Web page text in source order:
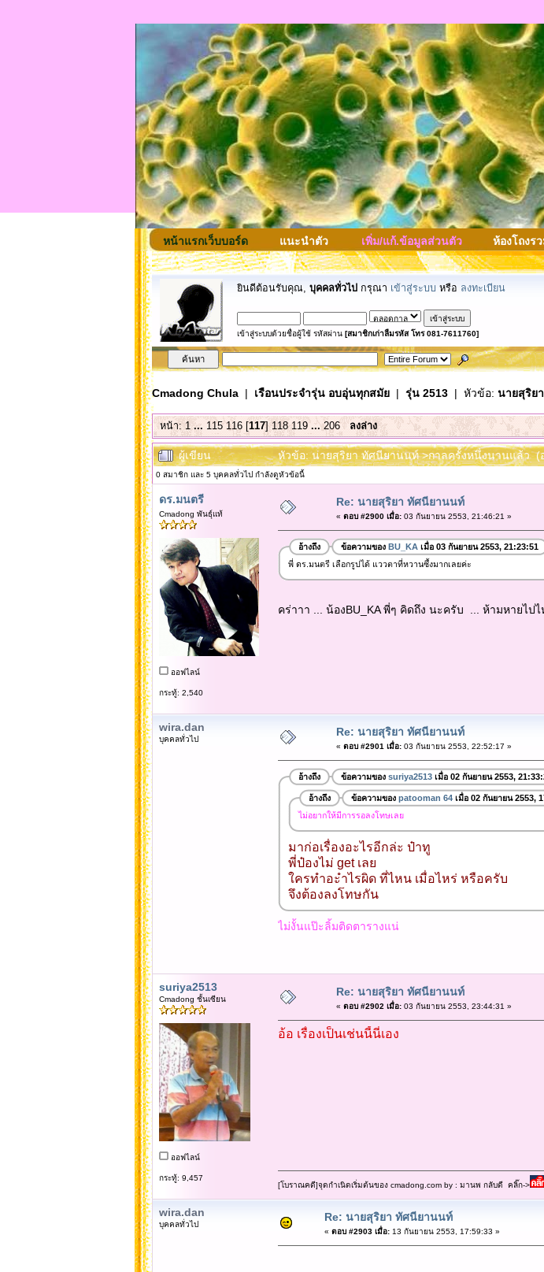
หน้าแรกเว็บบอร์ด แนะนำตัว เพิ่ม/แก้.ข้อมูลส่วนตัว ห้องโถงร
ยินดีต้อนรับคุณ, บุคคลทั่วไป กรุณา เข้าสู่ระบบ หรือ ลงทะเบียน
เข้าสู่ระบบด้วยชื่อผู้ใช้ รหัสผ่าน [สมาชิกเก่าลืมรหัส โทร 081-7611760]
Cmadong Chula| เรือนประจำรุ่น อบอุ่นทุกสมัย| รุ่น 2513| หัวข้อ: นายสุริย
หน้า:1 ... 115 116[117]118 119 ...206 ลงล่าง
ผู้เขียน หัวข้อ: นายสุริยา ทัศนียานนท์ >กาลครั้งหนึ่งนานแล้ว (
0 สมาชิก และ 5 บุคคลทั่วไป กำลังดูหัวข้อนี้
ดร.มนตรี
Cmadong พันธุ์แท้
ออฟไลน์
กระทู้: 2,540
Re: นายสุริยา ทัศนียานนท์
« ตอบ #2900 เมื่อ:03 กันยายน 2553, 21:46:21 »
อ้างถึง ข้อความของ BU_KAเมื่อ 03 กันยายน 2553, 21:23:51
พี่ ดร.มนตรี เลือกรูปได้ แววตาที่หวานซึ้งมากเลยค่ะ
คร่าาา ... น้องBU_KA พี่ๆ คิดถึง นะครับ ... ห้ามหายไป
wira.dan
บุคคลทั่วไป
Re: นายสุริยา ทัศนียานนท์
« ตอบ #2901 เมื่อ:03 กันยายน 2553, 22:52:17 »
อ้างถึง ข้อความของ suriya2513เมื่อ 02 กันยายน 2553,
อ้างถึง ข้อความของ patooman 64เมื่อ 02 กันยายน 2553,
ไม่อยากให้มีการรอลงโทษเลย
มาก่อเรื่องอะไรอีกล่ะ ป๋าทู
พี่ป๋องไม่ get เลย
ใครทำอะำไรผิด ที่ไหน เมื่อไหร่ หรือครับ
จึงต้องลงโทษกัน
ไม่งั้นแป๊ะลิ้มติดตารางแน่
suriya2513
Cmadong ชั้นเซียน
ออฟไลน์
กระทู้: 9,457
Re: นายสุริยา ทัศนียานนท์
« ตอบ #2902 เมื่อ:03 กันยายน 2553, 23:44:31 »
อ้อ เรื่องเป็นเช่นนี้นี่เอง
[โบราณคดี]จุดกำเนิดเริ่มต้นของ cmadong.com by : มานพ กลับดี คลิ๊ก->
wira.dan
บุคคลทั่วไป
Re: นายสุริยา ทัศนียานนท์
« ตอบ #2903 เมื่อ:13 กันยายน 2553, 17:59:33 »